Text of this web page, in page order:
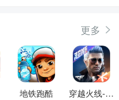
更多
地铁跑酷 穿越火线-枪战王者